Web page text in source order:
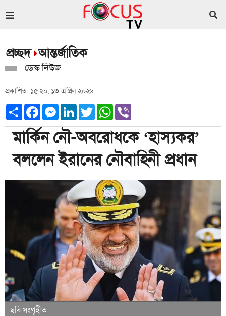
প্রচ্ছদ আন্তর্জাতিক
ডেস্ক নিউজ
প্রকাশিত: ১৫:২০, ১৩ এপ্রিল ২০২৬
ShareFacebookMessenger
LinkedInTwitterWhatsApp
মার্কিন নৌ-অবরোধকে ‘হাস্যকর’
বললেন ইরানের নৌবাহিনী প্রধান
ছবি সংগৃহীত